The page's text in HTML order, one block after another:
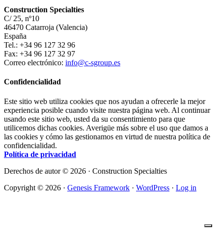
Construction Specialties
C/ 25, nº10
46470 Catarroja (Valencia)
España
Tel.: +34 96 127 32 96
Fax: +34 96 127 32 97
Correo electrónico: info@c-sgroup.es
Confidencialidad
Este sitio web utiliza cookies que nos ayudan a ofrecerle la mejor
experiencia posible cuando visite nuestra página web. Al continuar
usando este sitio web, usted da su consentimiento para que
utilicemos dichas cookies. Averigüe más sobre el uso que damos a
las cookies y cómo las gestionamos en virtud de nuestra política de
confidencialidad.
Política de privacidad
Derechos de autor © 2026 · Construction Specialties
Copyright © 2026 · Genesis Framework · WordPress · Log in